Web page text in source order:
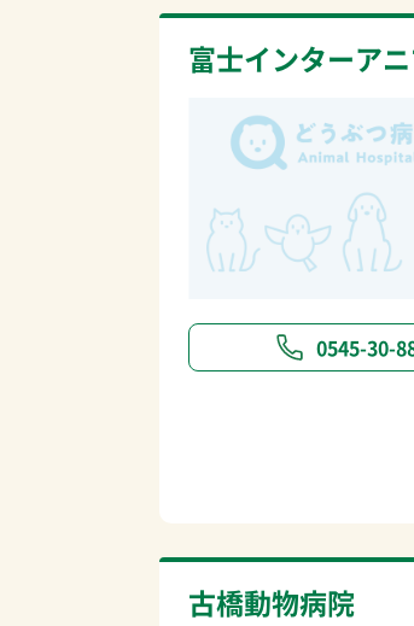
富士インターア
0545-30-
古橋動物病院